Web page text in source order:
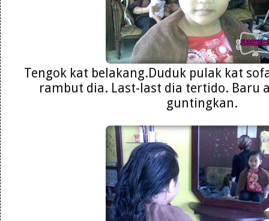
Tengok kat belakang.Duduk pulak kat
rambut dia. Last-last dia tertido. Baru
guntingkan.